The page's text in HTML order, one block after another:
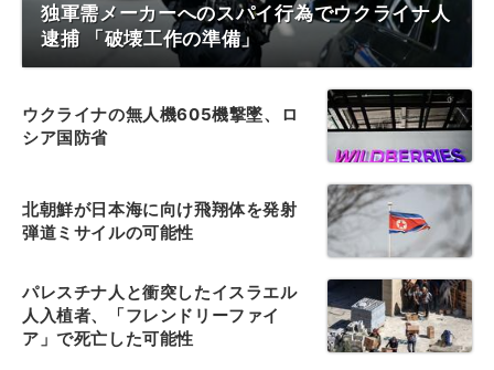
独軍需メーカーへのスパイ行為でウクライナ人
逮捕 「破壊工作の準備」
ウクライナの無人機605機撃墜、ロ
シア国防省
北朝鮮が日本海に向け飛翔体を発射
弾道ミサイルの可能性
パレスチナ人と衝突したイスラエル
人入植者、「フレンドリーファイ
ア」で死亡した可能性